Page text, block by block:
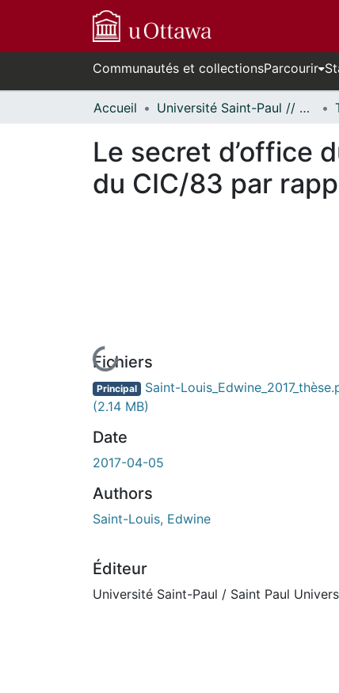
Communautés et collectionsParcourir
Accueil Université Saint-Paul // Saint Paul University
Le secret d’office
du CIC/83 par
En cours de chargement...
Fichiers
Principal Saint-
(2.14 MB)
Date
2017-04-05
Authors
Saint-Louis, Edwine
Éditeur
Université Saint-Paul / Saint Paul